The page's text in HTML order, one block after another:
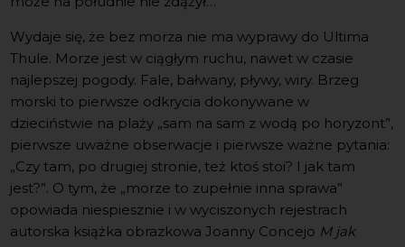
Wydaje się, że bez morza nie ma wyprawy do Ultima
Thule. Morze jest w ciągłym ruchu, nawet w czasie
najlepszej pogody. Fale, bałwany, pływy, wiry. Brzeg
morski to pierwsze odkrycia dokonywane w
dzieciństwie na plaży „sam na sam z wodą po horyzont”,
pierwsze uważne obserwacje i pierwsze ważne pytania:
„Czy tam, po drugiej stronie, też ktoś stoi? I jak tam
jest?”. O tym, że „morze to zupełnie inna sprawa”
opowiada niespiesznie i w wyciszonych rejestrach
autorska książka obrazkowa Joanny Concejo M jak